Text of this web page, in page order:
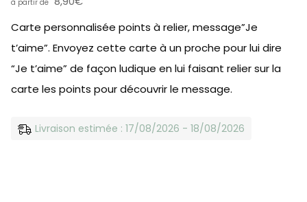
Carte personnalisée points à relier, message”Je
t’aime”. Envoyez cette carte à un proche pour lui dire
“Je t’aime” de façon ludique en lui faisant relier sur la
carte les points pour découvrir le message.
Livraison estimée : 17/08/2026 - 18/08/2026